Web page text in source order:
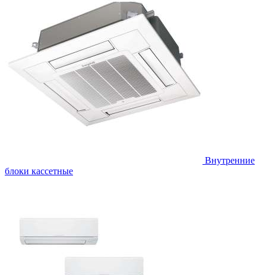
Внутренние
блоки кассетные